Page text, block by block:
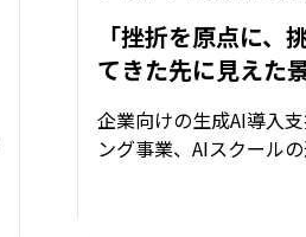
「挫折を原点に、
てきた先に見えた
企業向けの生成AI導入
ング事業、AIスクール